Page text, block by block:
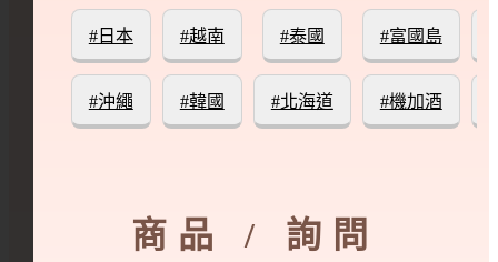
#日本
#沖繩
#越南
#韓國
#泰國
#北海道
#富國島
#機加酒
商品 / 詢問